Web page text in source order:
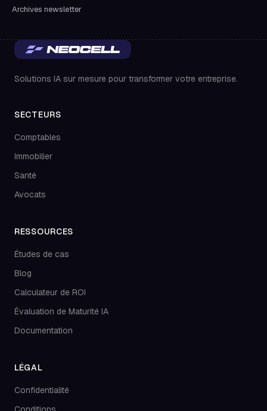
Archives newsletter
Solutions IA sur mesure pour transformer votre entreprise.
SECTEURS
Comptables
Immobilier
Santé
Avocats
RESSOURCES
Études de cas
Blog
Calculateur de ROI
Évaluation de Maturité IA
Documentation
LÉGAL
Confidentialité